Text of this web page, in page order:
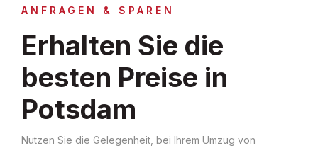
ANFRAGEN & SPAREN
Erhalten Sie die
besten Preise in
Potsdam
Nutzen Sie die Gelegenheit, bei Ihrem Umzug von